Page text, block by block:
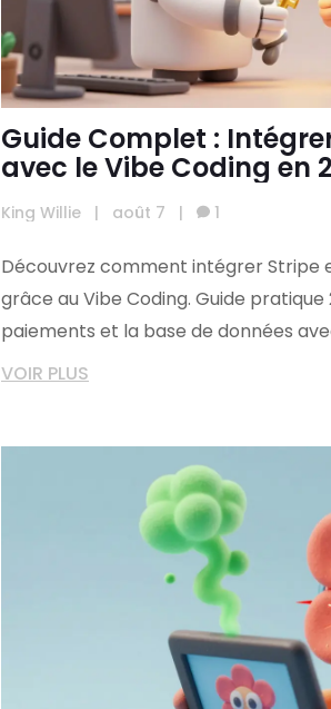
Guide Complet :
avec le Vibe Coding en
King Willie | août 7 | 1
Découvrez comment intégrer Stripe
grâce au Vibe Coding. Guide
paiements et la base de données
VOIR PLUS